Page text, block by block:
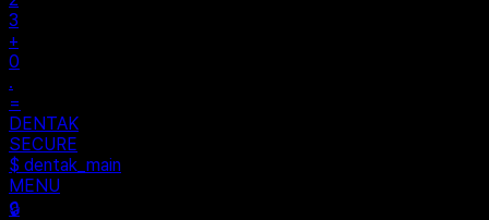
3
+
0
.
=
DENTAK
SECURE
$ dentak_main
MENU
🔒